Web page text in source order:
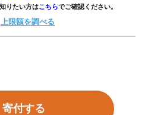
りたい方はこちらでご確認ください。
上限額を調べる
寄付する